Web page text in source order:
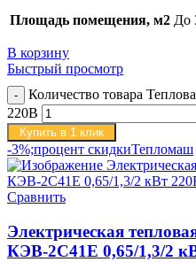
Площадь помещения, м2 До
В корзину
Быстрый просмотр
Количество товара
220В
Купить в 1 клик
-3%;процент скидкиТепломаш
Сравнить
Электрическая
КЭВ-2С41Е 0,65/1,3/2